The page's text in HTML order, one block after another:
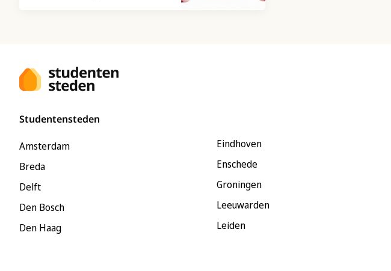
Studentensteden
Amsterdam
Breda
Delft
Den Bosch
Den Haag
Eindhoven
Enschede
Groningen
Leeuwarden
Leiden